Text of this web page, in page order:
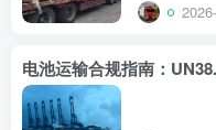
电池运输合规指南：